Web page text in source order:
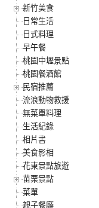
新竹美食
日常生活
日式料理
早午餐
桃園中壢景點
桃園餐酒館
民宿推薦
流浪動物救援
無菜單料理
生活紀錄
相片書
美食影相
花東景點旅遊
苗栗景點
菜單
親子餐廳